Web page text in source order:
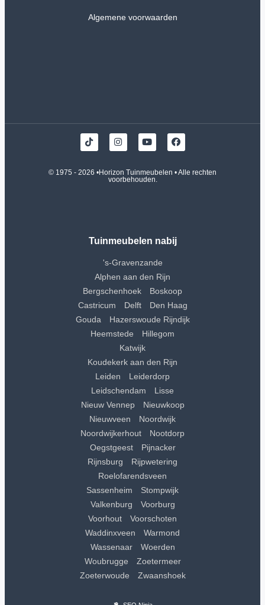
Algemene voorwaarden
© 1975 - 2026 •Horizon Tuinmeubelen • Alle rechten
voorbehouden.
Tuinmeubelen nabij
's-Gravenzande
Alphen aan den Rijn
Bergschenhoek
Boskoop
Castricum
Delft
Den Haag
Gouda
Hazerswoude Rijndijk
Heemstede
Hillegom
Katwijk
Koudekerk aan den Rijn
Leiden
Leiderdorp
Leidschendam
Lisse
Nieuw Vennep
Nieuwkoop
Nieuwveen
Noordwijk
Noordwijkerhout
Nootdorp
Oegstgeest
Pijnacker
Rijnsburg
Rijpwetering
Roelofarendsveen
Sassenheim
Stompwijk
Valkenburg
Voorburg
Voorhout
Voorschoten
Waddinxveen
Warmond
Wassenaar
Woerden
Woubrugge
Zoetermeer
Zoeterwoude
Zwaanshoek